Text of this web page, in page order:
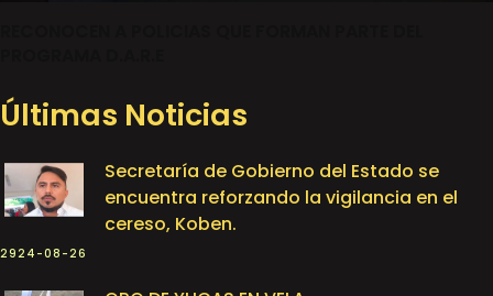
Últimas Noticias
Secretaría de Gobierno del Estado se
encuentra reforzando la vigilancia en el
cereso, Koben.
2924-08-26